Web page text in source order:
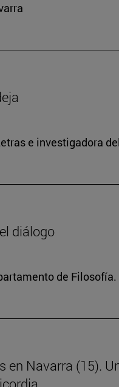
e investigadora
diálogo
de
en Navarra (15).